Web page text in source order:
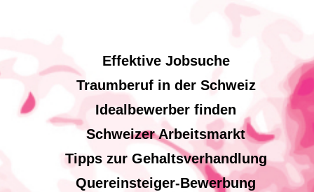
Effektive Jobsuche
Traumberuf in der Schweiz
Idealbewerber finden
Schweizer Arbeitsmarkt
Tipps zur Gehaltsverhandlung
Quereinsteiger-Bewerbung